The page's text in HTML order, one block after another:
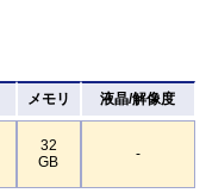
メモリ 液晶/解像度
32
GB
-